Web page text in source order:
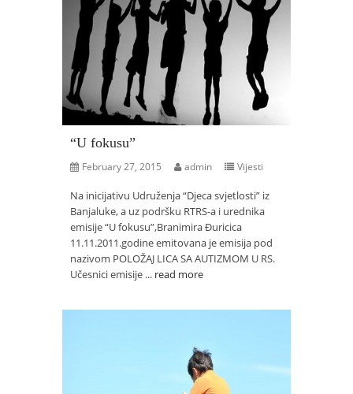
“U fokusu”
February 27, 2015 admin Vijesti
Na inicijativu Udruženja “Djeca svjetlosti” iz
Banjaluke, a uz podršku RTRS-a i urednika
emisije “U fokusu”,Branimira Ðuricica
11.11.2011.godine emitovana je emisija pod
nazivom POLOŽAJ LICA SA AUTIZMOM U RS.
Učesnici emisije ... read more